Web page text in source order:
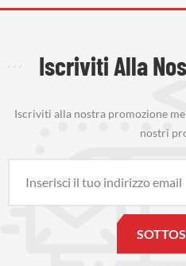
Iscriviti Alla
Iscriviti alla nostra promozione
nostri